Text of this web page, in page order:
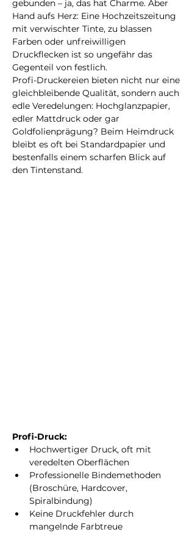
gebunden – ja, das hat Charme. Aber
Hand aufs Herz: Eine Hochzeitszeitung
mit verwischter Tinte, zu blassen
Farben oder unfreiwilligen
Druckflecken ist so ungefähr das
Gegenteil von festlich.
Profi-Druckereien bieten nicht nur eine
gleichbleibende Qualität, sondern auch
edle Veredelungen: Hochglanzpapier,
edler Mattdruck oder gar
Goldfolienprägung? Beim Heimdruck
bleibt es oft bei Standardpapier und
bestenfalls einem scharfen Blick auf
den Tintenstand.
Profi-Druck:
Hochwertiger Druck, oft mit
veredelten Oberflächen
Professionelle Bindemethoden
(Broschüre, Hardcover,
Spiralbindung)
Keine Druckfehler durch
mangelnde Farbtreue